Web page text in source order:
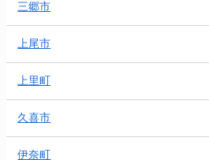
三郷市
上尾市
上里町
久喜市
伊奈町